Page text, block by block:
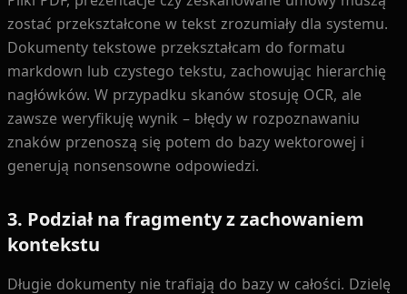
zostać przekształcone w tekst zrozumiały dla systemu.
Dokumenty tekstowe przekształcam do formatu
markdown lub czystego tekstu, zachowując hierarchię
nagłówków. W przypadku skanów stosuję OCR, ale
zawsze weryfikuję wynik – błędy w rozpoznawaniu
znaków przenoszą się potem do bazy wektorowej i
generują nonsensowne odpowiedzi.
3. Podział na fragmenty z zachowaniem
kontekstu
Długie dokumenty nie trafiają do bazy w całości. Dzielę